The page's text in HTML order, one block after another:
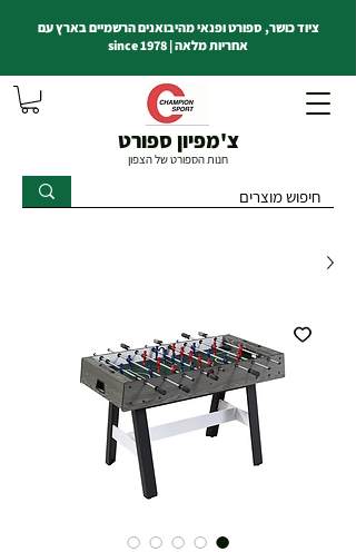
צ'מפיון ספורט
חנות הספורט של הצפון
ציוד כושר, ספורט ופנאי מהיבואנים הרשמיים בארץ עם
אחריות מלאה | since 1978